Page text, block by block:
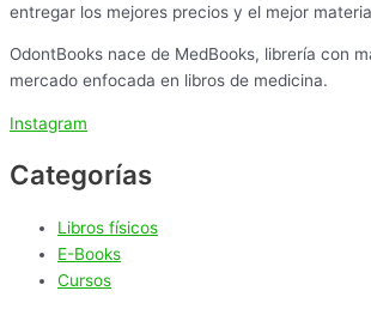
entregar los mejores precios y el mejor
OdontBooks nace de MedBooks, librería con
mercado enfocada en libros de medicina.
Instagram
Categorías
Libros físicos
E-Books
Cursos